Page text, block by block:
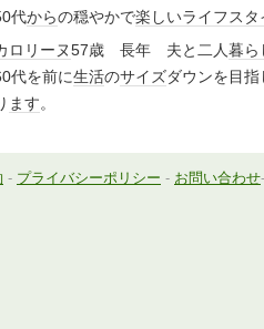
代からの穏やかで楽しいライフスタ
ロリーヌ57歳 長年 夫と二人暮ら
代を前に生活のサイズダウンを目指
ます。
- プライバシーポリシー - お問い合わせ-